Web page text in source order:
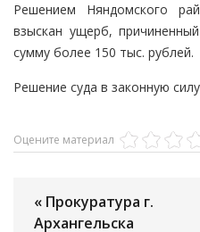
Решением Няндомского
взыскан ущерб,
сумму более 150 тыс. рублей.
Решение суда в законную
Оцените материал
« Прокуратура г.
Архангельска